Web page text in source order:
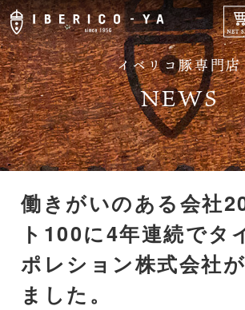
IBERICO-YAのこ
メニュー
イベリコ豚専門店
NEWS
働きがいのある会社
ト100に4年連続でタ
ポレション株式会社
ました。